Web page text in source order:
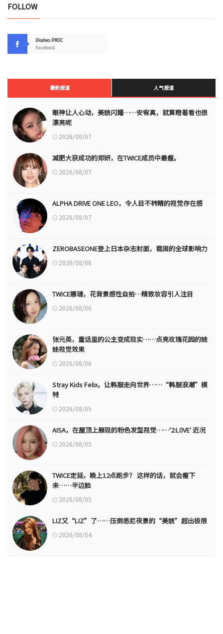
FOLLOW
Diodeo.PROC
Facebook
最新报道 人气报道
眼神让人心动，美貌闪耀……安宥真，就算瞪着看也很
漂亮呢
2026/08/07
减肥大获成功的郑妍，在TWICE成员中最瘦。
2026/08/07
ALPHA DRIVE ONE LEO，令人目不转睛的视觉存在感
2026/08/07
ZEROBASEONE登上日本杂志封面，稳固的全球影响力
2026/08/06
TWICE娜璉，花背景感性自拍…精致妆容引人注目
2026/08/06
张元英，童话里的公主变成现实……点亮玫瑰花园的娃
娃视觉效果
2026/08/06
Stray Kids Felix，让韩服走向世界……“韩服浪潮”模
特
2026/08/05
AISA，在屋顶上展现的粉色发型视觉……'2:L0VE' 近况
2026/08/05
TWICE定延，晚上12点跑步？ 这样的话，就会瘦下
来……半边脸
2026/08/05
LIZ又“LIZ”了……压倒悉尼夜景的“美貌”超出极限
2026/08/04